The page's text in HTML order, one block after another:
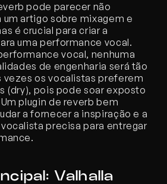
pode parecer não
artigo sobre mixagem e
é crucial para criar a
uma performance vocal.
vocal, nenhuma
de engenharia será tão
vezes os vocalistas preferem
(dry), pois pode soar exposto
plugin de reverb bem
a fornecer a inspiração e a
precisa para entregar
Valhalla